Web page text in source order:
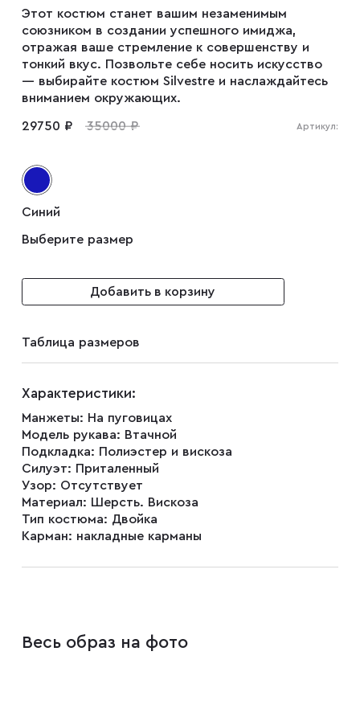
Плащи
Пуховики
Джемперы
Зажимы для галстуков
Платки-паше
Ремни
Бабочки
Этот костюм станет вашим незаменимым
союзником в создании успешного имиджа,
отражая ваше стремление к совершенству и
тонкий вкус. Позвольте себе носить искусство
— выбирайте костюм Silvestre и наслаждайтесь
вниманием окружающих.
29750 ₽ 35000 ₽ Артикул:
Синий
Выберите размер
Добавить в корзину
Таблица размеров
Характеристики:
Манжеты: На пуговицах
Модель рукава: Втачной
Подкладка: Полиэстер и вискоза
Силуэт: Приталенный
Узор: Отсутствует
Материал: Шерсть. Вискоза
Тип костюма: Двойка
Карман: накладные карманы
Весь образ на фото